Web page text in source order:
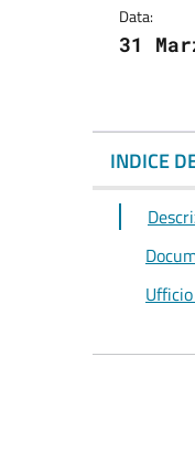
Data:
31
INDICE